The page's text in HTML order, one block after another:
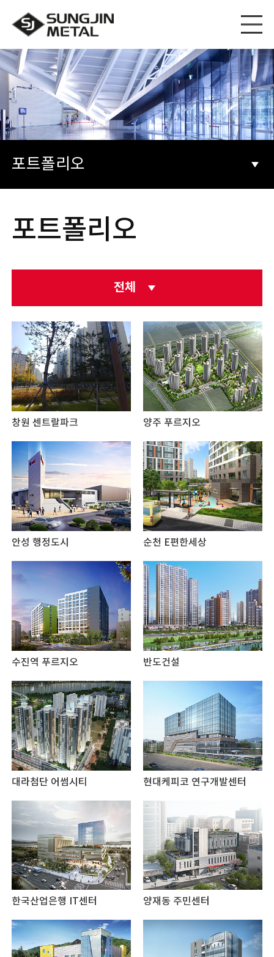
포트폴리오
포트폴리오
전체
창원 센트랄파크 양주 푸르지오
안성 행정도시 순천 E편한세상
수진역 푸르지오 반도건설
대라첨단 어썸시티 현대케피코 연구개발센터
한국산업은행 IT센터 양재동 주민센터